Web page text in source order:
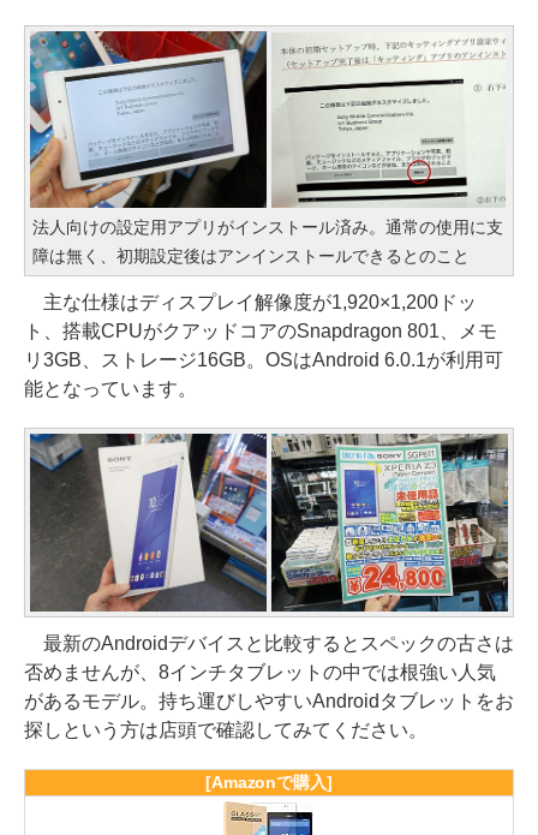
法人向けの設定用アプリがインストール済み。通常の使用に支
障は無く、初期設定後はアンインストールできるとのこと
主な仕様はディスプレイ解像度が1,920×1,200ドッ
ト、搭載CPUがクアッドコアのSnapdragon 801、メモ
リ3GB、ストレージ16GB。OSはAndroid 6.0.1が利用可
能となっています。
最新のAndroidデバイスと比較するとスペックの古さは
否めませんが、8インチタブレットの中では根強い人気
があるモデル。持ち運びしやすいAndroidタブレットをお
探しという方は店頭で確認してみてください。
[Amazonで購入]